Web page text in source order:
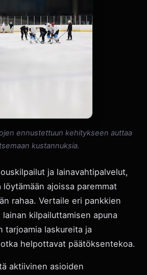
ennustettuun kehitykseen auttaa
kustannuksia.
ja lainavahtipalvelut,
ajoissa paremmat
rahaa. Vertaile eri pankkien
kilpailuttamisen apuna
tarjoamia laskureita ja
helpottavat päätöksentekoa.
aktiivinen asioiden